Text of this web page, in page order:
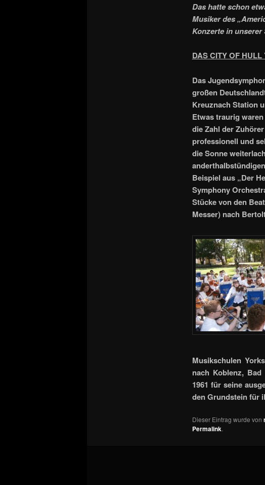
Das hatte schon
Musiker des
Konzerte in unserer
DASCITY OF HULL
Das
großen
Kreuznach Station
Etwas traurig
die Zahl der
professionell und
die Sonne
Beispiel aus „Der
Symphony
Stücke von den
Messer) nach
Musikschulen
nach Koblenz,
1961 für seine
den Grundstein für
Dieser Eintrag wurde von
Permalink.